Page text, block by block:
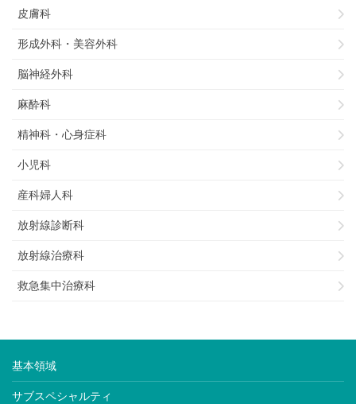
皮膚科
形成外科・美容外科
脳神経外科
麻酔科
精神科・心身症科
小児科
産科婦人科
放射線診断科
放射線治療科
救急集中治療科
基本領域
サブスペシャルティ